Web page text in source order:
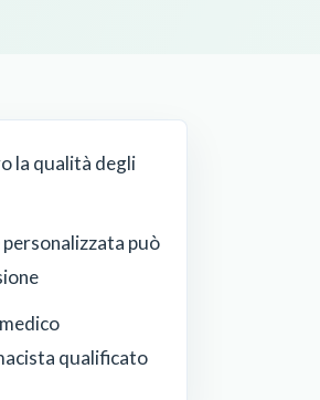
la qualità degli
può
qualificato